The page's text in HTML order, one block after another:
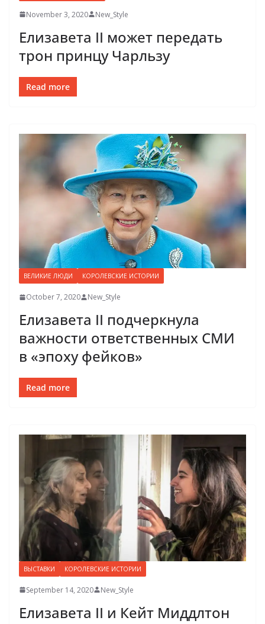
November 3, 2020 New_Style
Елизавета II может передать
трон принцу Чарльзу
Read more
ВЕЛИКИЕ ЛЮДИ КОРОЛЕВСКИЕ ИСТОРИИ
October 7, 2020 New_Style
Елизавета II подчеркнула
важности ответственных СМИ
в «эпоху фейков»
Read more
ВЫСТАВКИ КОРОЛЕВСКИЕ ИСТОРИИ
September 14, 2020 New_Style
Елизавета II и Кейт Миддлтон